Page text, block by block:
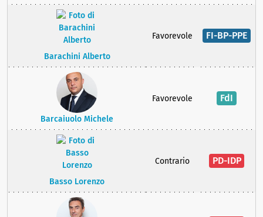
Barachini Alberto
Favorevole FI-BP-PPE
Barcaiuolo Michele
Favorevole FdI
Basso Lorenzo
Contrario PD-IDP